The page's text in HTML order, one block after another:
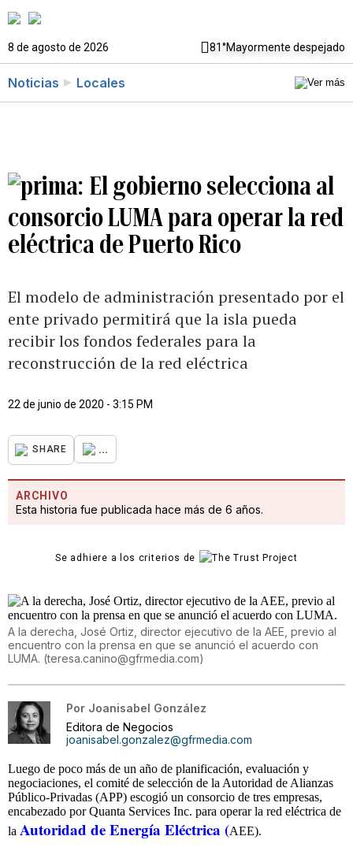
8 de agosto de 2026 81°Mayormente despejado
Noticias Locales
El gobierno selecciona al
consorcio LUMA para operar la red
eléctrica de Puerto Rico
El modelo de administración presentado por el
ente privado permitirá que la isla pueda
recibir los fondos federales para la
reconstrucción de la red eléctrica
22 de junio de 2020 - 3:15 PM
SHARE ...
ARCHIVO
Esta historia fue publicada hace más de 6 años.
Se adhiere a los criterios de
A la derecha, José Ortiz, director ejecutivo de la AEE, previo al
encuentro con la prensa en que se anunció el acuerdo con
LUMA. (teresa.canino@gfrmedia.com)
Por Joanisabel González
Editora de Negocios
joanisabel.gonzalez@gfrmedia.com
Luego de poco más de un año de planificación, evaluación y
negociaciones, el comité de selección de la Autoridad de Alianzas
Público-Privadas (APP) escogió un consorcio de tres empresas,
encabezado por Quanta Services Inc. para operar la red eléctrica de
la Autoridad de Energía Eléctrica (AEE).